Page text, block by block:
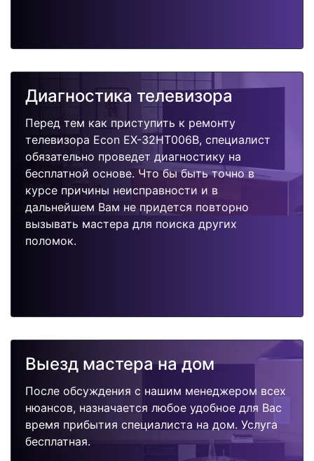
Диагностика телевизора
Перед тем как приступить к ремонту
телевизора Econ EX-32HT006B, специалист
обязательно проведет диагностику на
бесплатной основе. Что бы быть точно в
курсе причины неисправности и в
дальнейшем Вам не придется повторно
вызывать мастера для поиска других
поломок.
Выезд мастера на дом
После обсуждения с нашим менеджером всех
нюансов, назначается любое удобное для Вас
время прибытия специалиста на дом. Услуга
бесплатная.